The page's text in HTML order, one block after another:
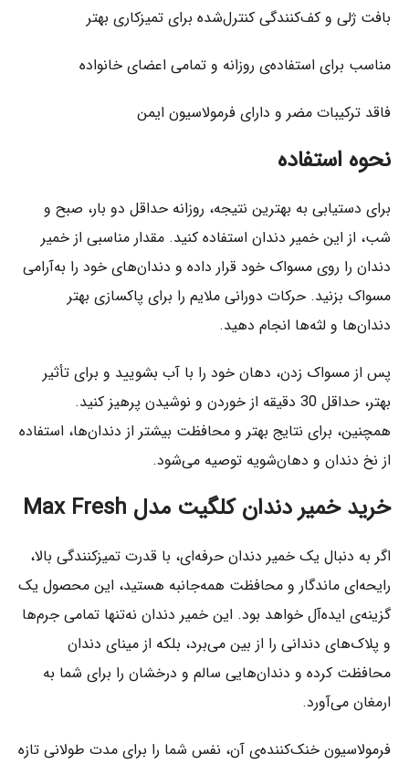
بافت ژلی و کف‌کنندگی کنترل‌شده برای تمیزکاری بهتر
مناسب برای استفاده‌ی روزانه و تمامی اعضای خانواده
فاقد ترکیبات مضر و دارای فرمولاسیون ایمن
نحوه استفاده
برای دستیابی به بهترین نتیجه، روزانه حداقل دو بار، صبح و
شب، از این خمیر دندان استفاده کنید. مقدار مناسبی از خمیر
دندان را روی مسواک خود قرار داده و دندان‌های خود را به‌آرامی
مسواک بزنید. حرکات دورانی ملایم را برای پاکسازی بهتر
دندان‌ها و لثه‌ها انجام دهید.
پس از مسواک زدن، دهان خود را با آب بشویید و برای تأثیر
بهتر، حداقل 30 دقیقه از خوردن و نوشیدن پرهیز کنید.
همچنین، برای نتایج بهتر و محافظت بیشتر از دندان‌ها، استفاده
از نخ دندان و دهان‌شویه توصیه می‌شود.
خرید خمیر دندان کلگیت مدل Max Fresh
اگر به دنبال یک خمیر دندان حرفه‌ای، با قدرت تمیزکنندگی بالا،
رایحه‌ای ماندگار و محافظت همه‌جانبه هستید، این محصول یک
گزینه‌ی ایده‌آل خواهد بود. این خمیر دندان نه‌تنها تمامی جرم‌ها
و پلاک‌های دندانی را از بین می‌برد، بلکه از مینای دندان
محافظت کرده و دندان‌هایی سالم و درخشان را برای شما به
ارمغان می‌آورد.
فرمولاسیون خنک‌کننده‌ی آن، نفس شما را برای مدت طولانی تازه